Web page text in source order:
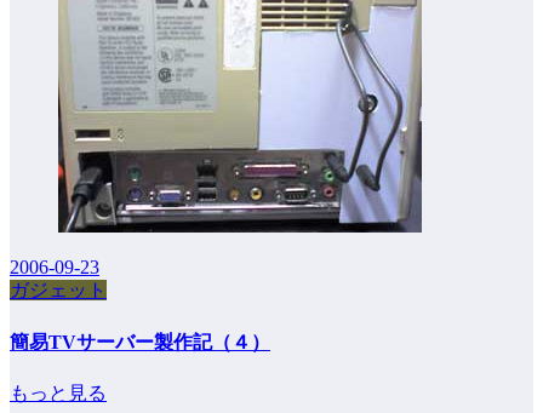
2006-09-23
ガジェット
簡易TVサーバー製作記（４）
もっと見る